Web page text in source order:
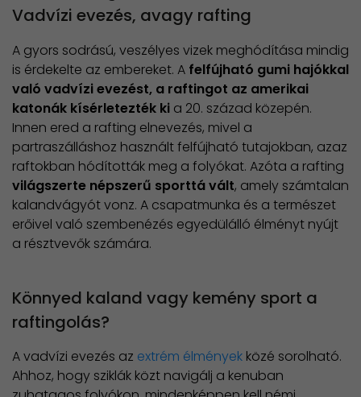
Vadvízi evezés, avagy rafting
A gyors sodrású, veszélyes vizek meghódítása mindig
is érdekelte az embereket. A felfújható gumi hajókkal
való vadvízi evezést, a raftingot az amerikai
katonák kísérletezték ki a 20. század közepén.
Innen ered a rafting elnevezés, mivel a
partraszálláshoz használt felfújható tutajokban, azaz
raftokban hódították meg a folyókat. Azóta a rafting
világszerte népszerű sporttá vált, amely számtalan
kalandvágyót vonz. A csapatmunka és a természet
erőivel való szembenézés egyedülálló élményt nyújt
a résztvevők számára.
Könnyed kaland vagy kemény sport a
raftingolás?
A vadvízi evezés az extrém élmények közé sorolható.
Ahhoz, hogy sziklák közt navigálj a kenuban